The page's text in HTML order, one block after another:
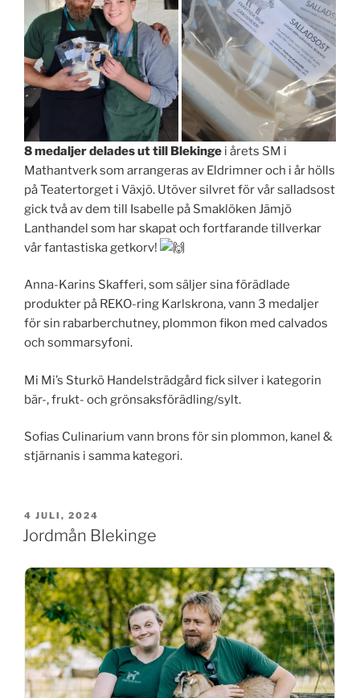
8 medaljer delades ut till Blekinge i årets SM i
Mathantverk som arrangeras av Eldrimner och i år hölls
på Teatertorget i Växjö. Utöver silvret för vår salladsost
gick två av dem till Isabelle på Smaklöken Jämjö
Lanthandel som har skapat och fortfarande tillverkar
vår fantastiska getkorv!
Anna-Karins Skafferi, som säljer sina förädlade
produkter på REKO-ring Karlskrona, vann 3 medaljer
för sin rabarberchutney, plommon fikon med calvados
och sommarsyfoni.
Mi Mi’s Sturkö Handelsträdgård fick silver i kategorin
bär-,frukt- och grönsaksförädling/sylt.
Sofias Culinarium vann brons för sin plommon, kanel &
stjärnanis i samma kategori.
PUBLICERAT
4 JULI, 2024
Jordmån Blekinge